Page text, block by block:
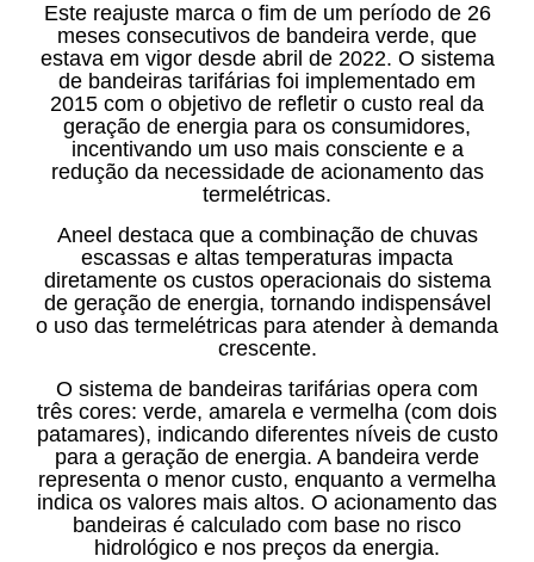
Este reajuste marca o fim de um período de 26
meses consecutivos de bandeira verde, que
estava em vigor desde abril de 2022. O sistema
de bandeiras tarifárias foi implementado em
2015 com o objetivo de refletir o custo real da
geração de energia para os consumidores,
incentivando um uso mais consciente e a
redução da necessidade de acionamento das
termelétricas.
Aneel destaca que a combinação de chuvas
escassas e altas temperaturas impacta
diretamente os custos operacionais do sistema
de geração de energia, tornando indispensável
o uso das termelétricas para atender à demanda
crescente.
O sistema de bandeiras tarifárias opera com
três cores: verde, amarela e vermelha (com dois
patamares), indicando diferentes níveis de custo
para a geração de energia. A bandeira verde
representa o menor custo, enquanto a vermelha
indica os valores mais altos. O acionamento das
bandeiras é calculado com base no risco
hidrológico e nos preços da energia.